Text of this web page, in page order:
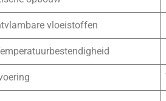
vloeistoffen